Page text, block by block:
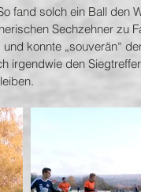
fand solch ein Ball den
Sechzehner zu
konnte „souverän“
irgendwie den